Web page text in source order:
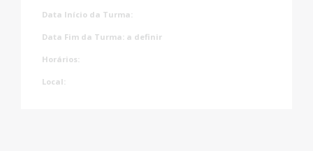
Data Início da Turma:
Data Fim da Turma: a definir
Horários:
Local: